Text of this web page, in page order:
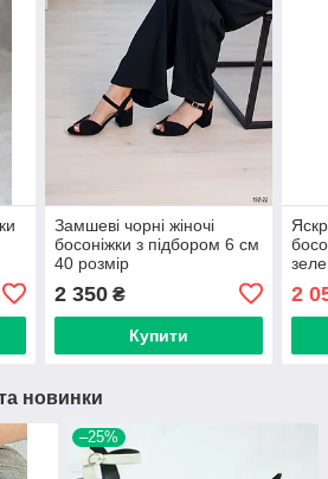
Замшеві чорні жіночі
босоніжки з підбором 6 см
40 розмір
2 350₴
Купити
2
новинки
–25%